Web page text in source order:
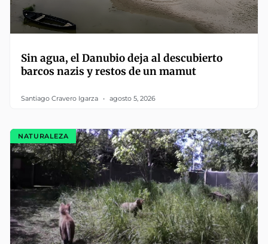
Sin agua, el Danubio deja al descubierto
barcos nazis y restos de un mamut
Santiago Cravero Igarza agosto 5, 2026
NATURALEZA